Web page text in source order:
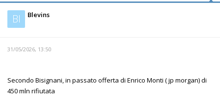
Bl Blevins
31/05/2026, 13:50
Secondo Bisignani, in passato offerta di Enrico Monti ( jp morgan) di
450 mln rifiutata